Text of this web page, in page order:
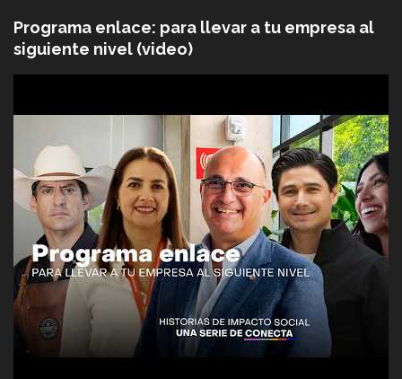
Programa enlace: para llevar a tu empresa al
siguiente nivel (video)